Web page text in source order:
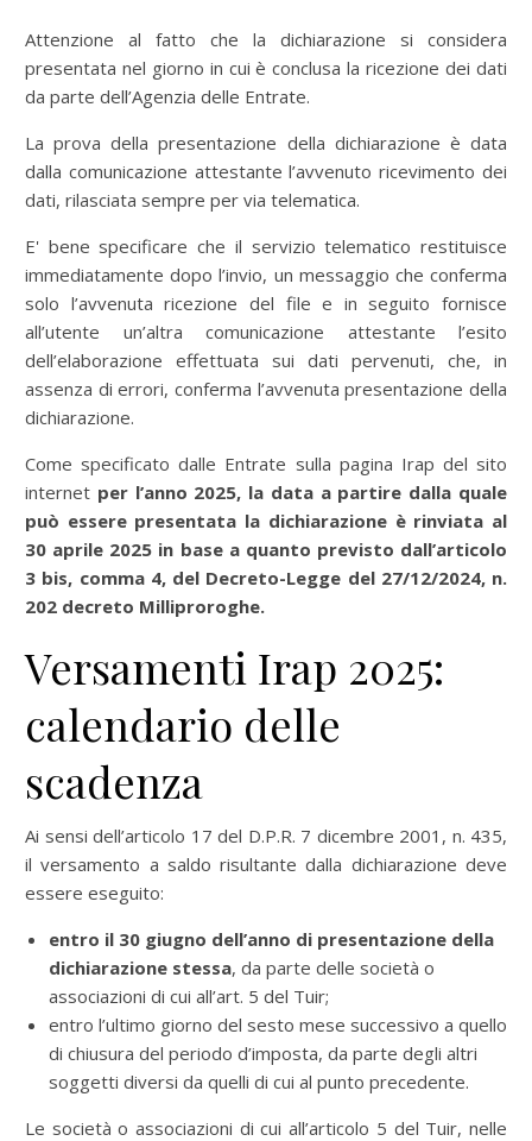
Attenzione al fatto che la dichiarazione si considera
presentata nel giorno in cui è conclusa la ricezione dei dati
da parte dell’Agenzia delle Entrate.
La prova della presentazione della dichiarazione è data
dalla comunicazione attestante l’avvenuto ricevimento dei
dati, rilasciata sempre per via telematica.
E' bene specificare che il servizio telematico restituisce
immediatamente dopo l’invio, un messaggio che conferma
solo l’avvenuta ricezione del file e in seguito fornisce
all’utente un’altra comunicazione attestante l’esito
dell’elaborazione effettuata sui dati pervenuti, che, in
assenza di errori, conferma l’avvenuta presentazione della
dichiarazione.
Come specificato dalle Entrate sulla pagina Irap del sito
internet per l’anno 2025, la data a partire dalla quale
può essere presentata la dichiarazione è rinviata al
30 aprile 2025 in base a quanto previsto dall’articolo
3 bis, comma 4, del Decreto-Legge del 27/12/2024, n.
202 decreto Milliproroghe.
Versamenti Irap 2025:
calendario delle
scadenza
Ai sensi dell’articolo 17 del D.P.R. 7 dicembre 2001, n. 435,
il versamento a saldo risultante dalla dichiarazione deve
essere eseguito:
entro il 30 giugno dell’anno di presentazione della
dichiarazione stessa, da parte delle società o
associazioni di cui all’art. 5 del Tuir;
entro l’ultimo giorno del sesto mese successivo a quello
di chiusura del periodo d’imposta, da parte degli altri
soggetti diversi da quelli di cui al punto precedente.
Le società o associazioni di cui all’articolo 5 del Tuir, nelle